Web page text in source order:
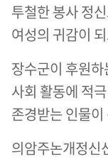
투철한 봉사 정
여성의 귀감이
장수군이 후원
사회 활동에 적
존경받는 인물
의암주논개정신